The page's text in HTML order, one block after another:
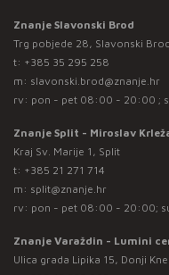
Znanje Slavonski Brod
Trg pobjede 28, Slavonski Brod
t: +385 35 295 258
m: slavonski.brod@znanje.hr
rv: pon - pet 08:00 - 20:00 ;
Znanje Split - Miroslav
Kraj Sv. Marije 1, Split
t: +385 21 271 714
m: split@znanje.hr
rv: pon - pet 08:00 - 20:00;
Znanje Varaždin - Lumini
Ulica grada Lipika 15, Donji